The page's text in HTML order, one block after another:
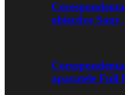
obiective
aparatele Full